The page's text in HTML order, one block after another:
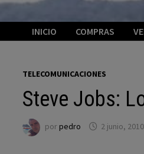
INICIO COMPRAS
TELECOMUNICACIONES
Steve Jobs:
porpedro 2 junio, 2010